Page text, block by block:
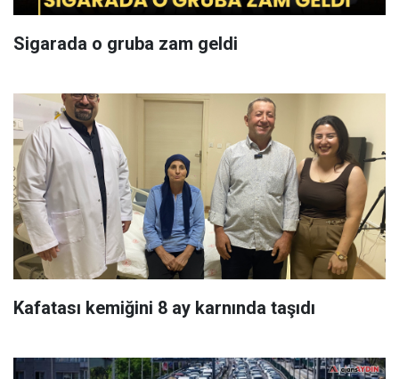
Sigarada o gruba zam geldi
Kafatası kemiğini 8 ay karnında taşıdı